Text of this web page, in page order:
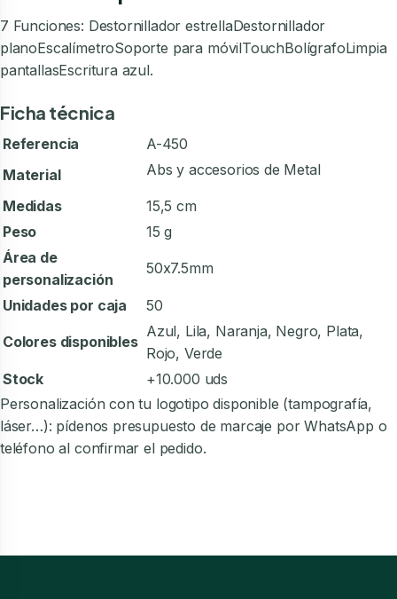
7 Funciones: Destornillador estrellaDestornillador
planoEscalímetroSoporte para móvilTouchBolígrafoLimpia
pantallasEscritura azul.
Ficha técnica
Referencia
A-450
Material
Abs y accesorios de Metal
Medidas
15,5 cm
Peso
15 g
Área de
personalización
50x7.5mm
Unidades por caja 50
Colores disponibles
Azul, Lila, Naranja, Negro, Plata,
Rojo, Verde
Stock
+10.000 uds
Personalización con tu logotipo disponible (tampografía,
láser…): pídenos presupuesto de marcaje por WhatsApp o
teléfono al confirmar el pedido.